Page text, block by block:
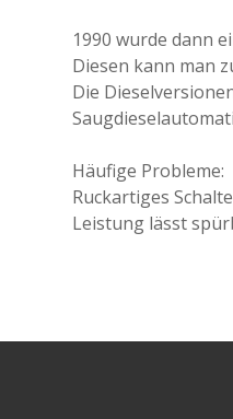
1990 wurde dann
Diesen kann man
Die
Häufige Probleme:
Ruckartiges
Leistung lässt